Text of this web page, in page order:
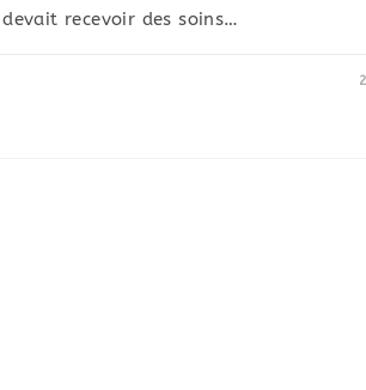
recevoir des soins…